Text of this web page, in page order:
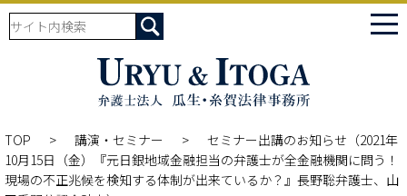
TOP 講演・セミナー
セミナー出講のお知らせ（2021年
10月15日（金）『元日銀地域金融担当の弁護士が全金融機関に問う！
現場の不正兆候を検知する体制が出来ているか？』長野聡弁護士、山